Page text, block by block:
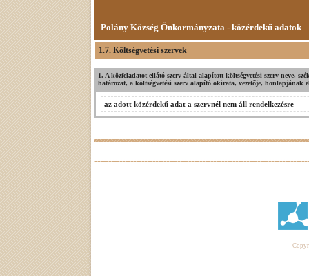
Polány Község Önkormányzata - közérdekű adatok
1.7. Költségvetési szervek
1. A közfeladatot ellátó szerv által alapított költségvetési szerv neve,
határozat, a költségvetési szerv alapító okirata, vezetője, honlapjának
az adott közérdekű adat a szervnél nem áll rendelkezésre